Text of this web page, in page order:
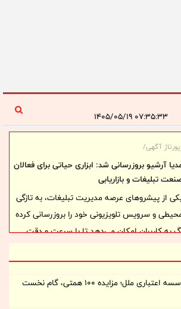
آگهی/
آرشیو بروزرسانی شد: ابزاری حیاتی برای فعالان
تبلیغات و بازاریابی
از پیشروهای عرصه مدیریت تبلیغات، به تازگی
و سرویس تلویزیونی خود را بروزرسانی کرده
به کاربران امکان می‌دهد تا با سرعت و دقت
دسترسی پیدا کنند.
چرخش بزرگ در مؤسسه اعتباری ملل؛ مزایده ۱۰۰ همتی، گام نخست